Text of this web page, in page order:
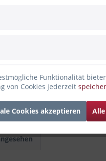
Funktionalität
von Cookies jederzeit
Cookies akzeptieren